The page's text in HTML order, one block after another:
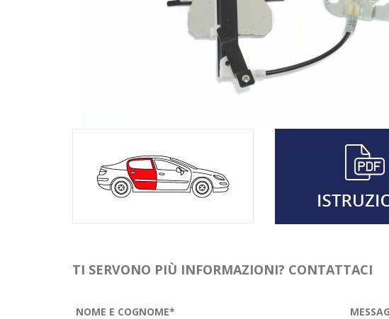
TI SERVONO PIÙ INFORMAZIONI? CONTATTACI
NOME E COGNOME*